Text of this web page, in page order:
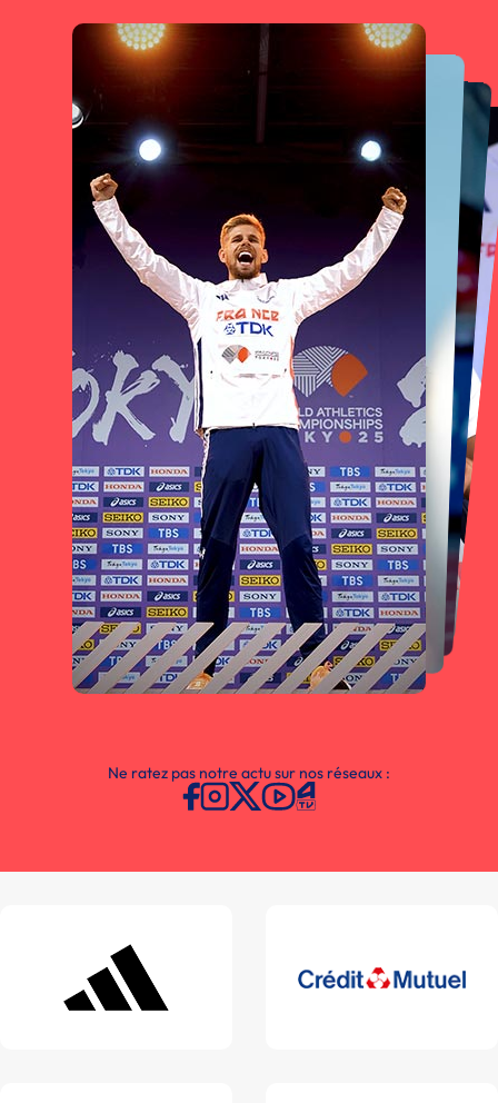
Ne ratez pas notre actu sur nos réseaux :